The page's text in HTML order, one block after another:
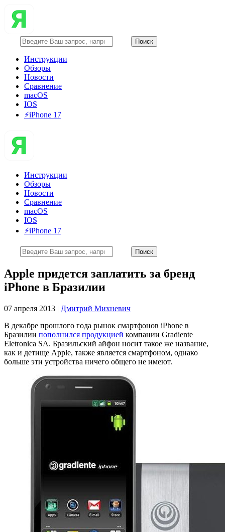
Инструкции
Обзоры
Новости
Сравнение
macOS
IOS
⚡️iPhone 17
Инструкции
Обзоры
Новости
Сравнение
macOS
IOS
⚡️iPhone 17
Apple придется заплатить за бренд
iPhone в Бразилии
07 апреля 2013 | Дмитрий Михневич
В декабре прошлого года рынок смартфонов iPhone в
Бразилии пополнился продукцией компании Gradiente
Eletronica SA. Бразильский айфон носит такое же название,
как и детище Apple, также является смартфоном, однако
больше эти устройства ничего общего не имеют.